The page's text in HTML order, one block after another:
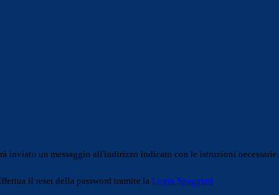
inviato un messaggio all'indirizzo indicato con le istruzioni necessarie.
il reset della password tramite la Login Spaggiari